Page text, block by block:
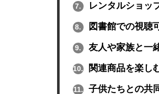
7. レンタルショッ
8. 図書館での視聴
9. 友人や家族と一
10. 関連商品を楽し
11. 子供たちとの共